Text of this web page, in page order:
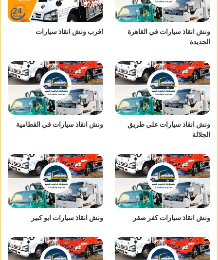
ونش انقاذ سيارات في القاهرة
الجديدة
اقرب ونش انقاذ سيارات
ونش انقاذ سيارات علي طريق
الجلالة
ونش انقاذ سيارات في القطامية
ونش انقاذ سيارات كفر صقر ونش انقاذ سيارات ابو كبير